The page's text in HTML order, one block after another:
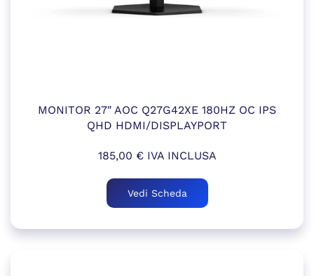
MONITOR 27″ AOC Q27G42XE 180HZ OC IPS
QHD HDMI/DISPLAYPORT
185,00 €IVA INCLUSA
Vedi Scheda